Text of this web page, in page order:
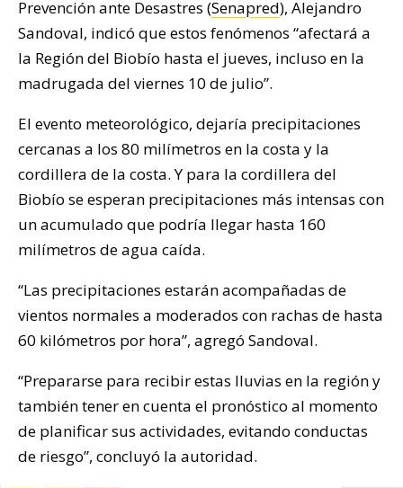
Prevención ante Desastres (Senapred), Alejandro
Sandoval, indicó que estos fenómenos “afectará a
la Región del Biobío hasta el jueves, incluso en la
madrugada del viernes 10 de julio”.
El evento meteorológico, dejaría precipitaciones
cercanas a los 80 milímetros en la costa y la
cordillera de la costa. Y para la cordillera del
Biobío se esperan precipitaciones más intensas con
un acumulado que podría llegar hasta 160
milímetros de agua caída.
“Las precipitaciones estarán acompañadas de
vientos normales a moderados con rachas de hasta
60 kilómetros por hora”, agregó Sandoval.
“Prepararse para recibir estas lluvias en la región y
también tener en cuenta el pronóstico al momento
de planificar sus actividades, evitando conductas
de riesgo”, concluyó la autoridad.